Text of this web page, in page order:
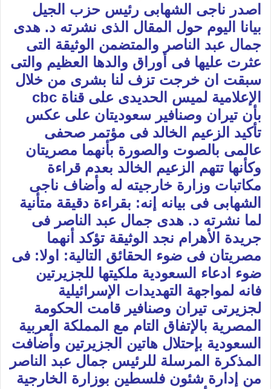
اصدر ناجى الشهابى رئيس حزب الجيل
بيانا اليوم حول المقال الذى نشرته د. هدى
جمال عبد الناصر والمتضمن الوثيقة التى
عثرت عليها فى أوراق والدها العظيم والتى
سبقت ان خرجت تزف لنا بشرى من خلال
الإعلامية لميس الحديدى على قناة cbc
بأن تيران وصنافير سعوديتان على عكس
تأكيد الزعيم الخالد فى مؤتمر صحفى
عالمى بالصوت والصورة بأنهما مصريتان
وكأنها تتهم الزعيم الخالد بعدم قراءة
مكاتبات وزارة خارجيته له وأضاف ناجى
الشهابى فى بيانه إنه: بقراءة دقيقة متأنية
لما نشرته د. هدى جمال عبد الناصر فى
جريدة الأهرام نجد الوثيقة تؤكد أنهما
مصريتان فى ضوء الحقائق التالية: اولا: فى
ضوء ادعاء السعودية ملكيتها للجزيرتين
فانه لمواجهة التهديدات الإسرائيلية
لجزيرتى تيران وصنافير قامت الحكومة
المصرية بالإتفاق التام مع المملكة العربية
السعودية بإحتلال هاتين الجزيرتين وأضافت
المذكرة المرسلة للرئيس جمال عبد الناصر
من إدارة شئون فلسطين بوزارة الخارجية